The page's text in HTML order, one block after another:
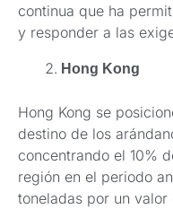
continua que ha
y responder a las
Hong Kong
Hong Kong se
destino de los
concentrando el 10%
región en el periodo
toneladas por un